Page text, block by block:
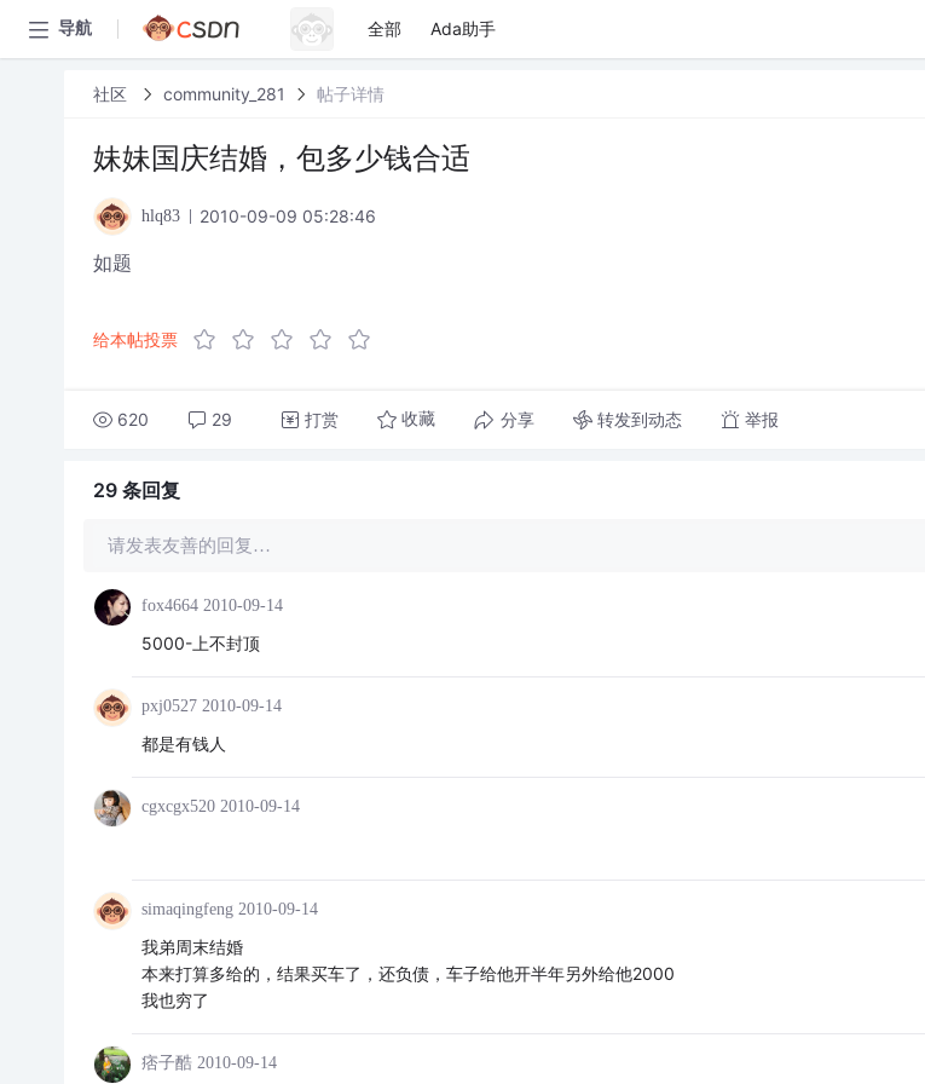
导航 全部 Ada助手
社区 community_281 帖子详情
妹妹国庆结婚，包多少钱合适
hlq83 2010-09-09 05:28:46
如题
给本帖投票
620 29 打赏 收藏 分享 转发到动态 举报
29 条回复
请发表友善的回复…
fox4664 2010-09-14
5000-上不封顶
pxj0527 2010-09-14
都是有钱人
cgxcgx520 2010-09-14
simaqingfeng 2010-09-14
我弟周末结婚
本来打算多给的，结果买车了，还负债，车子给他开半年另外给他2000
我也穷了
痞子酷 2010-09-14